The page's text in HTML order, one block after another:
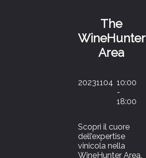
The
WineHunter
Area
20231104 10:00
-
18:00
Scopri il cuore
dell’expertise
vinicola nella
WineHunter Area.